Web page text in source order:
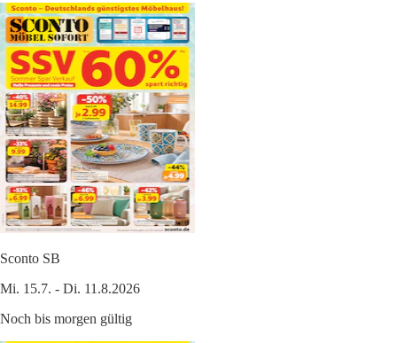
Sconto SB
Mi. 15.7. - Di. 11.8.2026
Noch bis morgen gültig